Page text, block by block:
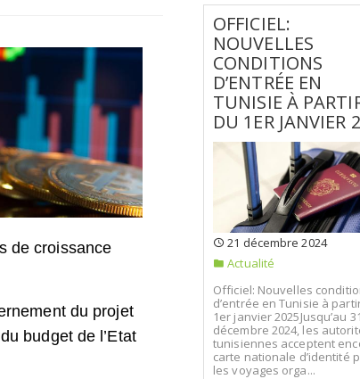
SÉLECTIONNEZ UN/DES PAYS
de croissance
du projet
budget de l’Etat
OFFICIEL:
NOUVELLES
CONDITIONS
D’ENTRÉE EN
TUNISIE À
DU 1ER JANVIER
21 décembre 2024
Actualité
Officiel: Nouvelles
d’entrée en Tunisie à
1er janvier 2025Jusqu’au 31
décembre 2024, les
tunisiennes acceptent
carte nationale d’identité
les voyages orga...